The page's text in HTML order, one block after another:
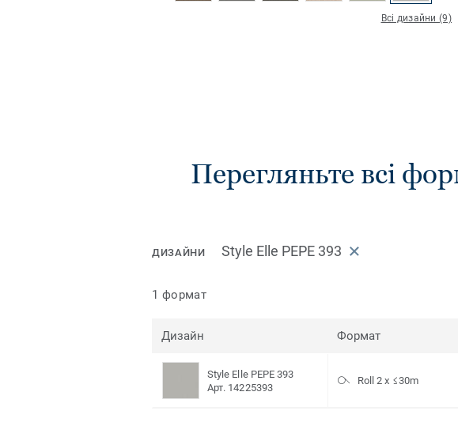
Всі дизайни (9)
Перегляньте всі
ДИЗАЙНИ Style Elle PEPE 393
1 формат
Дизайн Формат
Style Elle PEPE 393
Арт. 14225393
Roll 2 x ≤30m